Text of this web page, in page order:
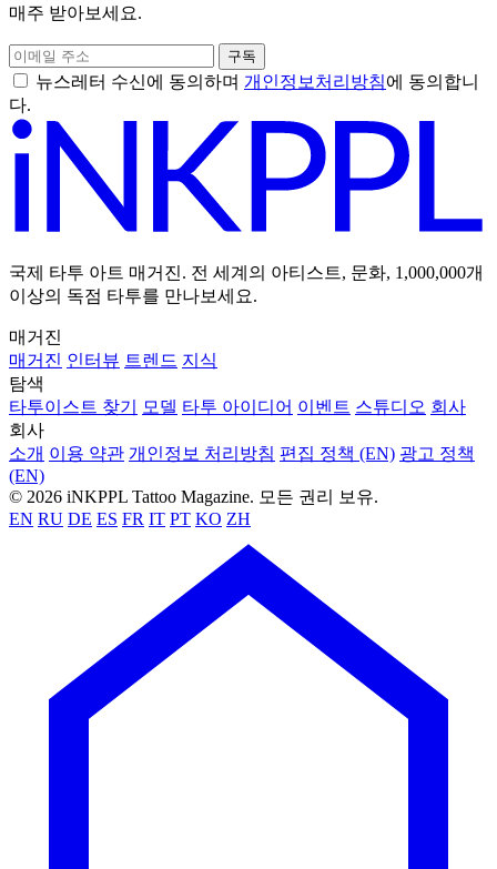
매주 받아보세요.
구독
뉴스레터 수신에 동의하며 개인정보처리방침에 동의합니
다.
국제 타투 아트 매거진. 전 세계의 아티스트, 문화, 1,000,000개
이상의 독점 타투를 만나보세요.
매거진
매거진 인터뷰 트렌드 지식
탐색
타투이스트 찾기
모델 타투 아이디어 이벤트 스튜디오 회사
회사
소개 이용 약관 개인정보 처리방침 편집 정책 (EN) 광고 정책
(EN)
© 2026 iNKPPL Tattoo Magazine. 모든 권리 보유.
EN RU DE ES FR IT PT KO ZH